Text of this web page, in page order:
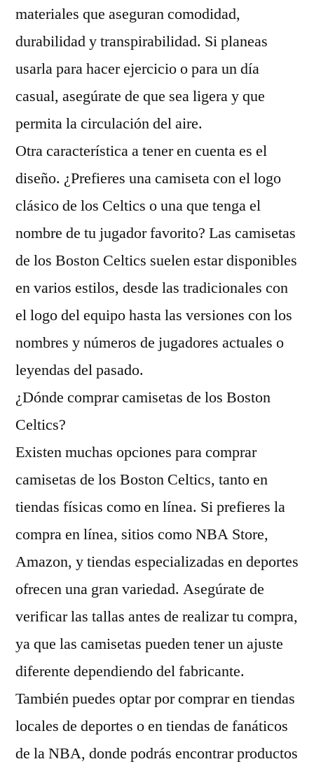
materiales que aseguran comodidad,
durabilidad y transpirabilidad. Si planeas
usarla para hacer ejercicio o para un día
casual, asegúrate de que sea ligera y que
permita la circulación del aire.
Otra característica a tener en cuenta es el
diseño. ¿Prefieres una camiseta con el logo
clásico de los Celtics o una que tenga el
nombre de tu jugador favorito? Las camisetas
de los Boston Celtics suelen estar disponibles
en varios estilos, desde las tradicionales con
el logo del equipo hasta las versiones con los
nombres y números de jugadores actuales o
leyendas del pasado.
¿Dónde comprar camisetas de los Boston
Celtics?
Existen muchas opciones para comprar
camisetas de los Boston Celtics, tanto en
tiendas físicas como en línea. Si prefieres la
compra en línea, sitios como NBA Store,
Amazon, y tiendas especializadas en deportes
ofrecen una gran variedad. Asegúrate de
verificar las tallas antes de realizar tu compra,
ya que las camisetas pueden tener un ajuste
diferente dependiendo del fabricante.
También puedes optar por comprar en tiendas
locales de deportes o en tiendas de fanáticos
de la NBA, donde podrás encontrar productos